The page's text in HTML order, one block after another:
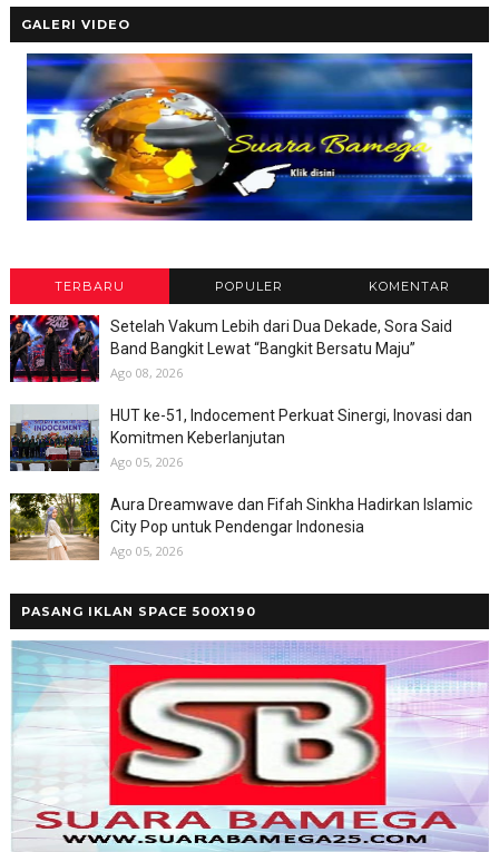
GALERI VIDEO
TERBARU POPULER KOMENTAR
Setelah Vakum Lebih dari Dua Dekade, Sora Said
Band Bangkit Lewat “Bangkit Bersatu Maju”
Ago 08, 2026
HUT ke-51, Indocement Perkuat Sinergi, Inovasi dan
Komitmen Keberlanjutan
Ago 05, 2026
Aura Dreamwave dan Fifah Sinkha Hadirkan Islamic
City Pop untuk Pendengar Indonesia
Ago 05, 2026
PASANG IKLAN SPACE 500X190